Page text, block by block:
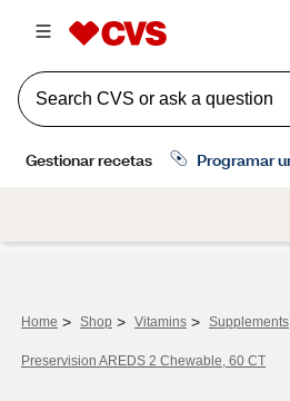
Home > Shop > Vitamins > Supplements
Preservision AREDS 2 Chewable, 60 CT